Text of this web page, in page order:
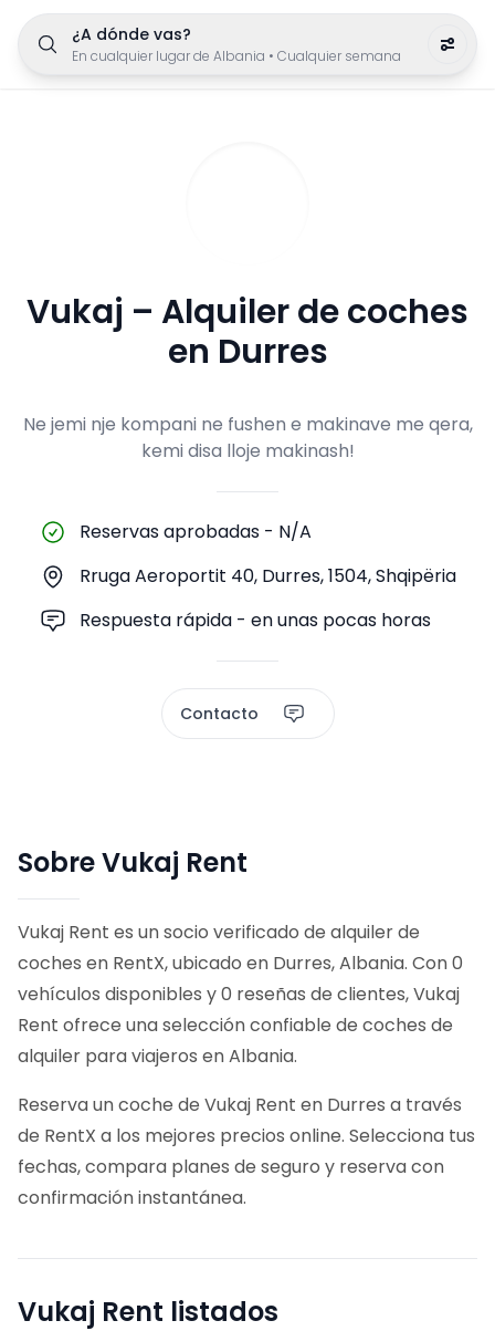
¿A dónde vas?
En cualquier lugar de Albania • Cualquier semana
Vukaj – Alquiler de coches
en Durres
Ne jemi nje kompani ne fushen e makinave me qera,
kemi disa lloje makinash!
Reservas aprobadas- N/A
Rruga Aeroportit 40, Durres, 1504, Shqipëria
Respuesta rápida - en unas pocas horas
Contacto
Sobre Vukaj Rent
Vukaj Rent es un socio verificado de alquiler de
coches en RentX, ubicado en Durres, Albania. Con 0
vehículos disponibles y 0 reseñas de clientes, Vukaj
Rent ofrece una selección confiable de coches de
alquiler para viajeros en Albania.
Reserva un coche de Vukaj Rent en Durres a través
de RentX a los mejores precios online. Selecciona tus
fechas, compara planes de seguro y reserva con
confirmación instantánea.
Vukaj Rent listados